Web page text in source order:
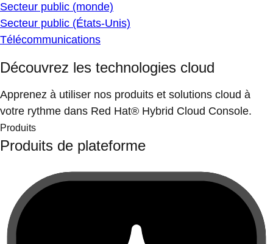
Secteur public (monde)
Secteur public (États-Unis)
Télécommunications
Découvrez les technologies cloud
Apprenez à utiliser nos produits et solutions cloud à
votre rythme dans Red Hat® Hybrid Cloud Console.
Produits
Produits de plateforme